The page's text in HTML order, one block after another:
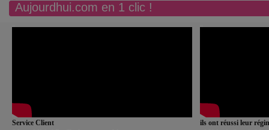
Aujourdhui.com en 1 clic !
Service Client
ils ont réussi leur